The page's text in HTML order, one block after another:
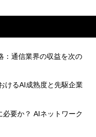
：通信業界の収益を次の
けるAI成熟度と先駆企業
要か？ AIネットワーク